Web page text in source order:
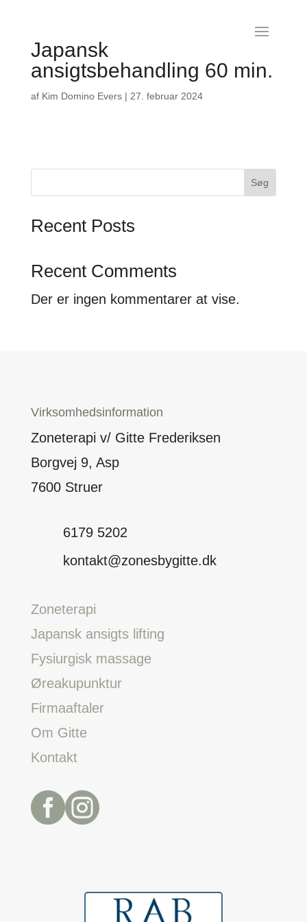
Japansk
ansigtsbehandling 60 min.
af Kim Domino Evers| 27. februar 2024
Søg
Recent Posts
Recent Comments
Der er ingen kommentarer at vise.
Virksomhedsinformation
Zoneterapi v/ Gitte Frederiksen
Borgvej 9, Asp
7600 Struer
6179 5202
kontakt@zonesbygitte.dk
Zoneterapi
Japansk ansigts lifting
Fysiurgisk massage
Øreakupunktur
Firmaaftaler
Om Gitte
Kontakt
